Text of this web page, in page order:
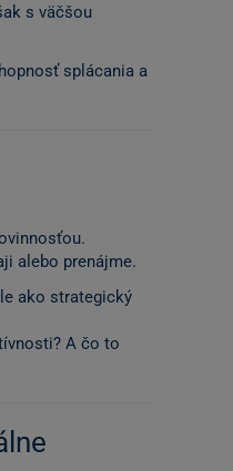
s väčšou
splácania a
alebo prenájme.
ako strategický
A čo to